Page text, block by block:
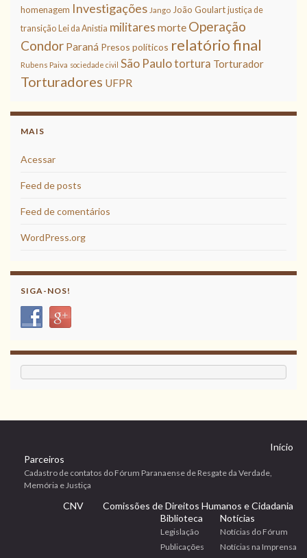
homenagem Investigações Jango João Goulart justiça de
transição Lei da Anistia militares morte Operação
Condor Paraná Presos políticos relatório final
Rubens Paiva sociedade civil São Paulotortura Torturador
Torturadores UFPR
MAIS
Acessar
Feed de posts
Feed de comentários
WordPress.org
SIGA-NOS!
Início
Parceiros
Cadastro de contatos do Fórum Paranaense de Resgate da Verdade,
Memória e Justiça
CNV
Comissões de Direitos Humanos e Cidadania
Biblioteca
Legislação
Publicações
Notícias
Notícias do Fórum
Notícias na Imprensa